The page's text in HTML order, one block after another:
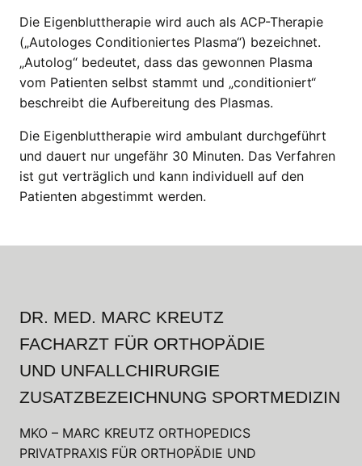
Die Eigenbluttherapie wird auch als ACP-Therapie
(„Autologes Conditioniertes Plasma“) bezeichnet.
„Autolog“ bedeutet, dass das gewonnen Plasma
vom Patienten selbst stammt und „conditioniert“
beschreibt die Aufbereitung des Plasmas.
Die Eigenbluttherapie wird ambulant durchgeführt
und dauert nur ungefähr 30 Minuten. Das Verfahren
ist gut verträglich und kann individuell auf den
Patienten abgestimmt werden.
DR. MED. MARC KREUTZ
FACHARZT FÜR ORTHOPÄDIE
UND UNFALLCHIRURGIE
ZUSATZBEZEICHNUNG SPORTMEDIZIN
MKO – MARC KREUTZ ORTHOPEDICS
PRIVATPRAXIS FÜR ORTHOPÄDIE UND